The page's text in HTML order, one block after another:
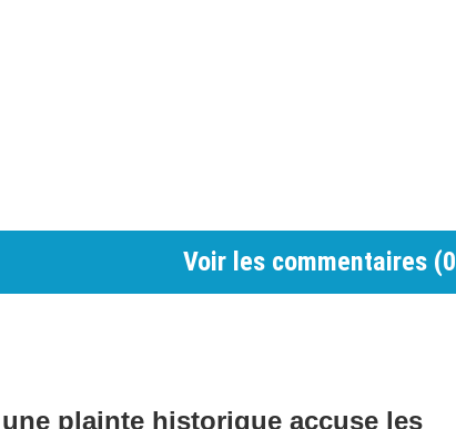
Voir les commentaires (0
plainte historique accuse les